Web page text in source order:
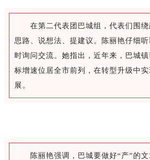
在第二代表团巴城组，代表们围
思路、说想法、提建议。陈丽艳仔细
时询问交流。她指出，近年来，巴城
标增速位居全市前列，在转型升级中
展。
陈丽艳强调，巴城要做好“产”的